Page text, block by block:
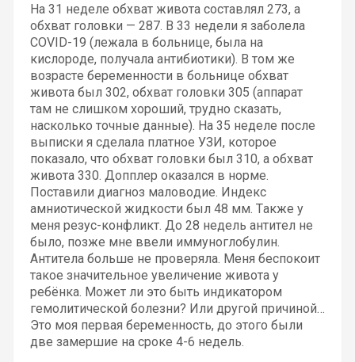
На 31 неделе обхват живота составлял 273, а
обхват головки — 287. В 33 недели я заболела
COVID-19 (лежала в больнице, была на
кислороде, получала антибиотики). В том же
возрасте беременности в больнице обхват
живота был 302, обхват головки 305 (аппарат
там не слишком хороший, трудно сказать,
насколько точные данные). На 35 неделе после
выписки я сделала платное УЗИ, которое
показало, что обхват головки был 310, а обхват
живота 330. Допплер оказался в норме.
Поставили диагноз маловодие. Индекс
амниотической жидкости был 48 мм. Также у
меня резус-конфликт. До 28 недель антител не
было, позже мне ввели иммуноглобулин.
Антитела больше не проверяла. Меня беспокоит
такое значительное увеличение живота у
ребёнка. Может ли это быть индикатором
гемолитической болезни? Или другой причиной…
Это моя первая беременность, до этого были
две замершие на сроке 4-6 недель.